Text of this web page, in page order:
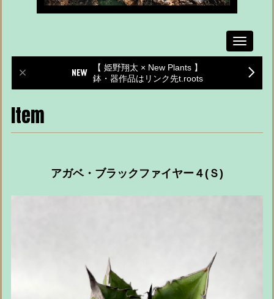
Toggle
【 姫野翔太 × New Plants 】
鉢・器作品はリンク先t.roots
Item
アガベ・ブラックファイヤー４(Ｓ)